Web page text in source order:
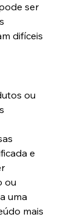
ser
difíceis
ou
e
ou
uma
mais